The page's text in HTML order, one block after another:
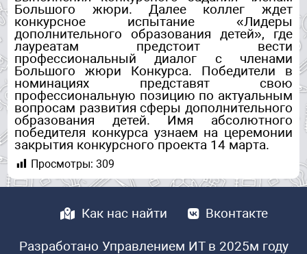
Большого жюри. Далее коллег ждет
конкурсное испытание «Лидеры
дополнительного образования детей», где
лауреатам предстоит вести
профессиональный диалог с членами
Большого жюри Конкурса. Победители в
номинациях представят свою
профессиональную позицию по актуальным
вопросам развития сферы дополнительного
образования детей. Имя абсолютного
победителя конкурса узнаем на церемонии
закрытия конкурсного проекта 14 марта.
Просмотры: 309
Как нас найти Вконтакте
Разработано Управлением ИТ в 2025м году